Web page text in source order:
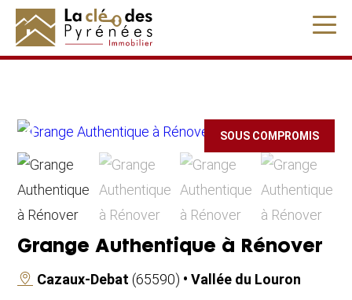
" />
SOUS COMPROMIS
Grange Authentique à Rénover
Cazaux-Debat (65590) • Vallée du Louron